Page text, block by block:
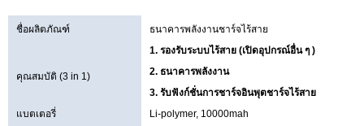
ชื่อผลิตภัณฑ์ ธนาคารพลังงานชาร์จไร้สาย
คุณสมบัติ (3 in 1)
1. รองรับระบบไร้สาย (เปิดอุปกรณ์อื่น ๆ )
2. ธนาคารพลังงาน
3. รับฟังก์ชั่นการชาร์จอินพุตชาร์จไร้สาย
แบตเตอรี่
Li-polymer, 10000mah